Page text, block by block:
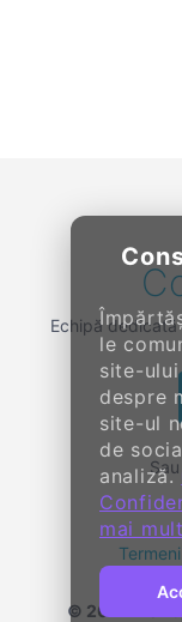
le
site-
despre
site-ul
de
analiză.
mai
Echipă
© 2014-